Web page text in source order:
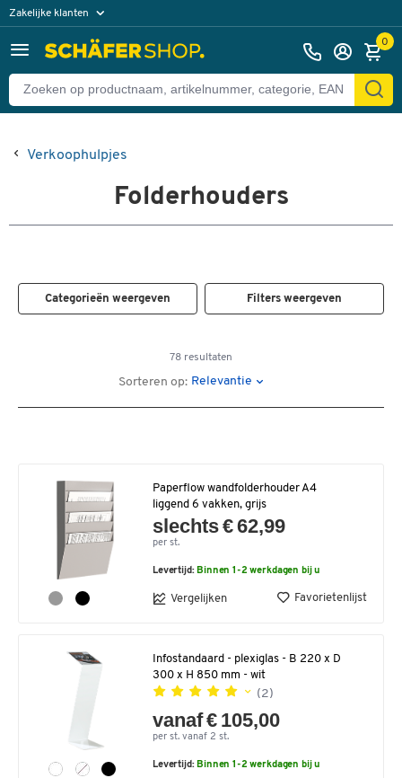
Zakelijke klanten
Particuliere klanten 0
Verkoophulpjes
Folderhouders
Categorieën weergeven Filters weergeven
78 resultaten
Sorteren op: Relevantie
Paperflow wandfolderhouder A4
liggend 6 vakken, grijs
slechts € 62,99
per st.
Levertijd: Binnen 1-2 werkdagen bij u
Vergelijken Favorietenlijst
Infostandaard - plexiglas - B 220 x D
300 x H 850 mm - wit
(2)
vanaf € 105,00
per st. vanaf 2 st.
Levertijd: Binnen 1-2 werkdagen bij u